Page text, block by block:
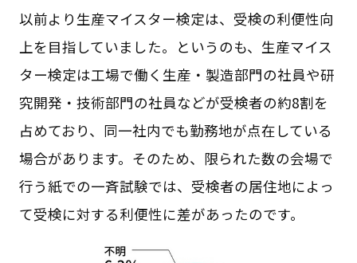
以前より生産マイスター検定は、受検の利便性向
上を目指していました。というのも、生産マイス
ター検定は工場で働く生産・製造部門の社員や研
究開発・技術部門の社員などが受検者の約8割を
占めており、同一社内でも勤務地が点在している
場合があります。そのため、限られた数の会場で
行う紙での一斉試験では、受検者の居住地によっ
て受検に対する利便性に差があったのです。